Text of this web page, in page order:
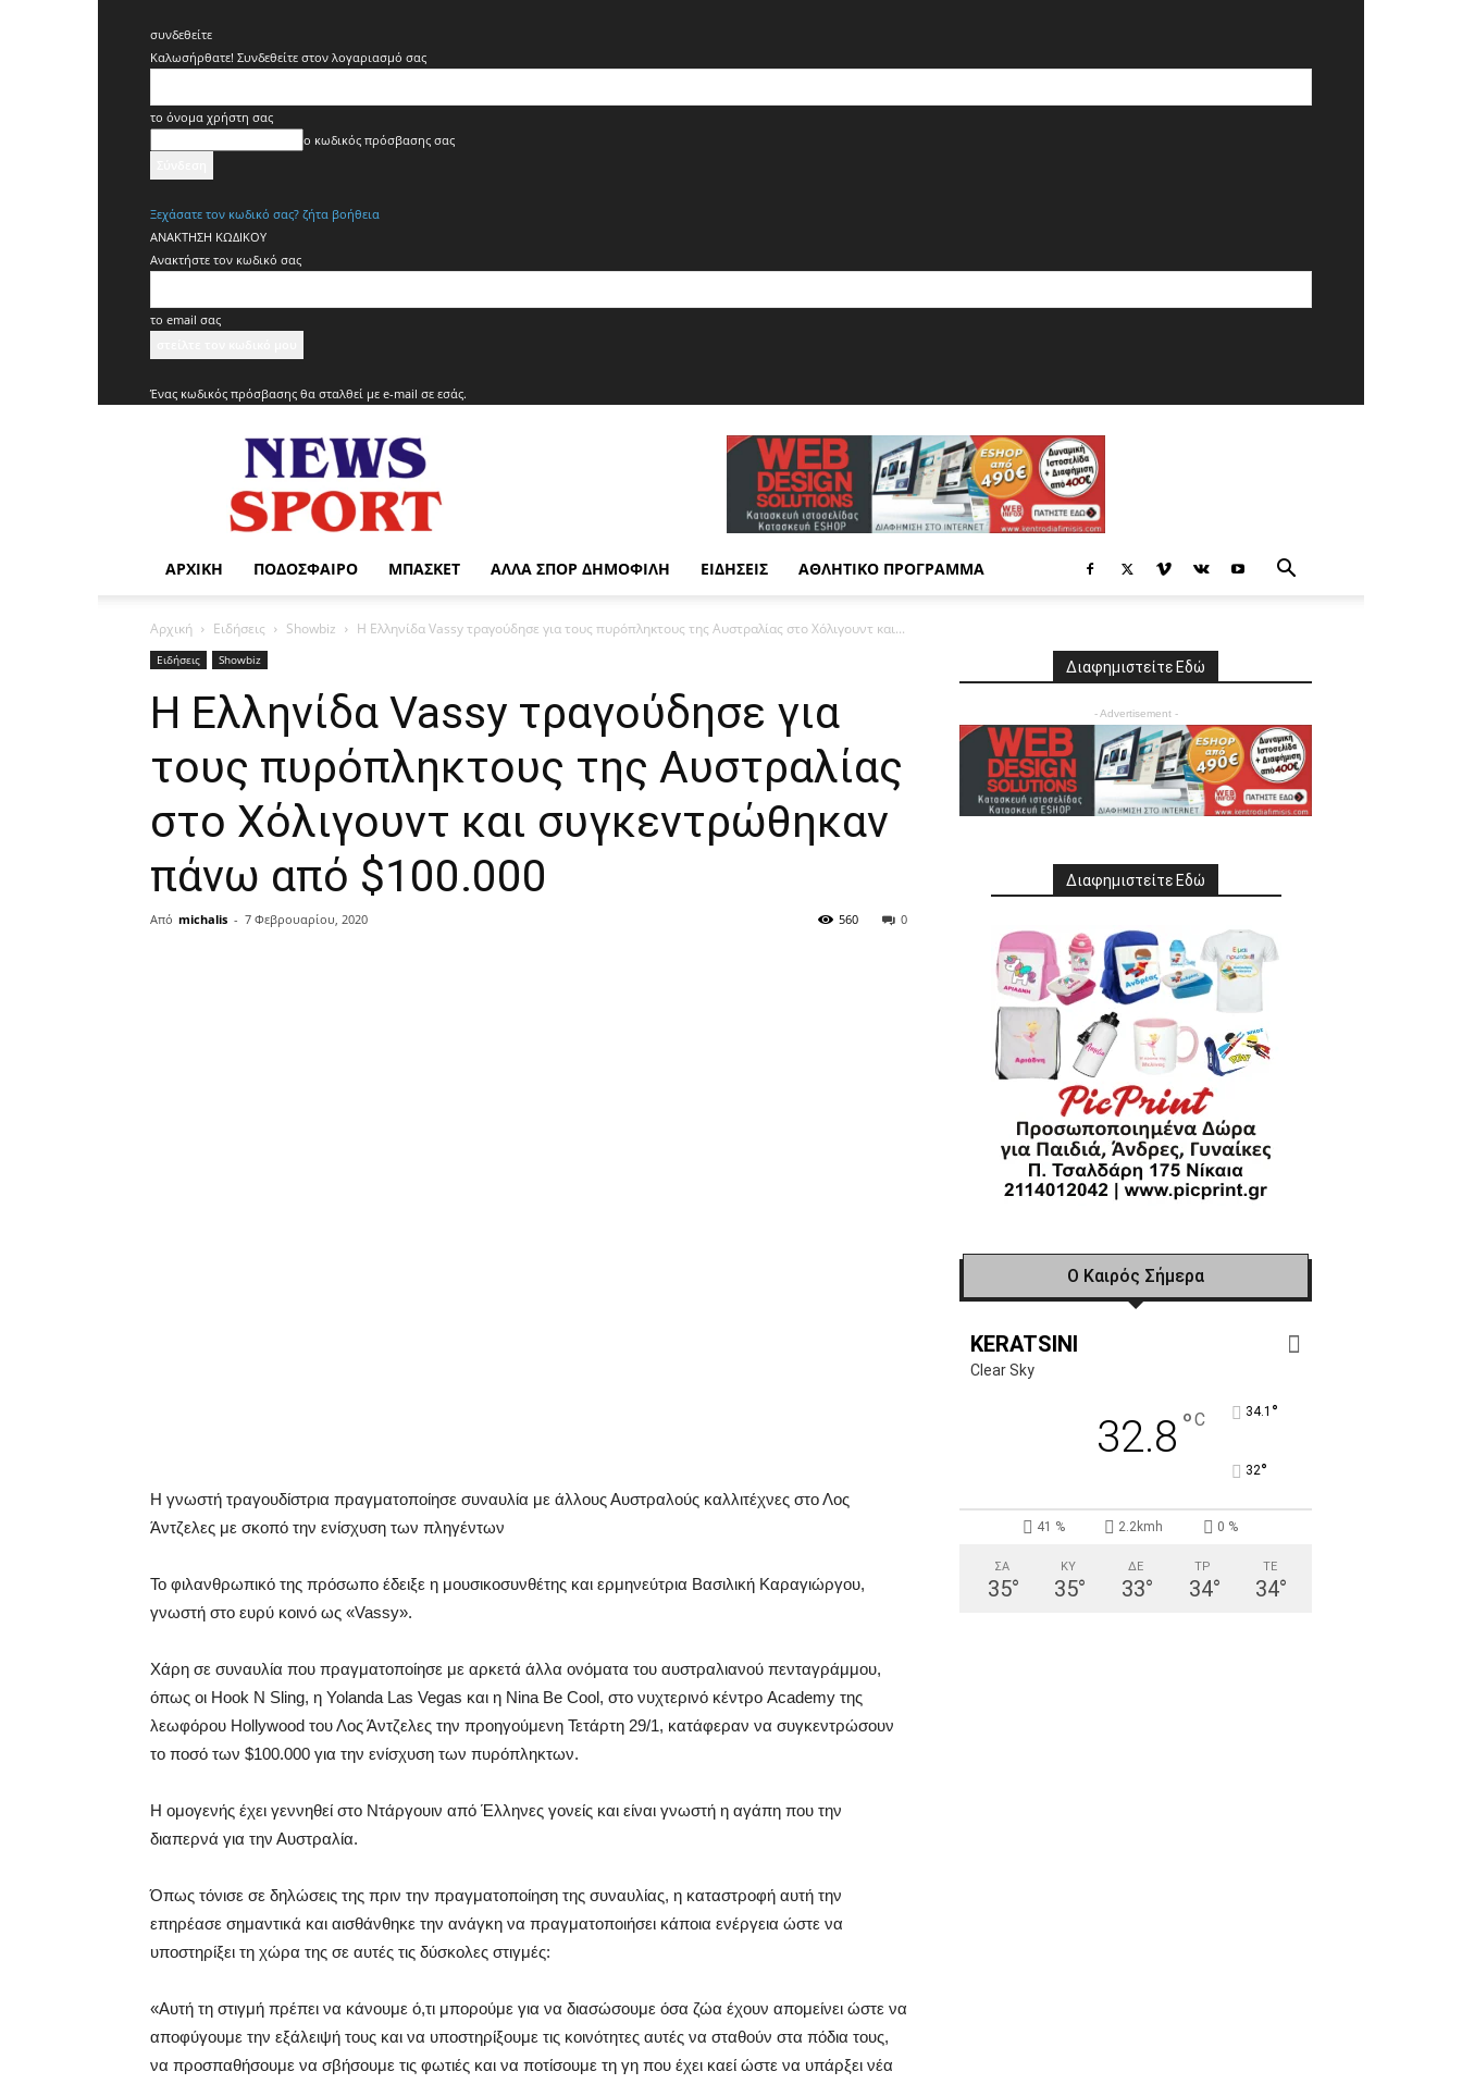
συνδεθείτε
Καλωσήρθατε! Συνδεθείτε στον λογαριασμό σας
το όνομα χρήστη σας
ο κωδικός πρόσβασης σας
Ξεχάσατε τον κωδικό σας? ζήτα βοήθεια
ΑΝΑΚΤΗΣΗ ΚΩΔΙΚΟΥ
Ανακτήστε τον κωδικό σας
το email σας
Ένας κωδικός πρόσβασης θα σταλθεί με e-mail σε εσάς.
News
Sports
Αθλητική
σας
ενημέρωση
ΑΡΧΙΚΉ ΠΟΔΌΣΦΑΙΡΟ ΜΠΆΣΚΕΤ ΆΛΛΑ ΣΠΟΡ ΔΗΜΟΦΙΛΉ ΕΙΔΉΣΕΙΣ ΑΘΛΗΤΙΚΌ ΠΡΌΓΡΑΜΜΑ
Αρχική Ειδήσεις Showbiz H Ελληνίδα Vassy τραγούδησε για τους πυρόπληκτους της Αυστραλίας στο Χόλιγουντ και...
Ειδήσεις Showbiz
H Ελληνίδα Vassy τραγούδησε για
τους πυρόπληκτους της Αυστραλίας
στο Χόλιγουντ και συγκεντρώθηκαν
πάνω από $100.000
Από michalis - 7 Φεβρουαρίου, 2020 0
560
Η γνωστή τραγουδίστρια πραγματοποίησε συναυλία με άλλους Αυστραλούς καλλιτέχνες στο Λος
Άντζελες με σκοπό την ενίσχυση των πληγέντων
Το φιλανθρωπικό της πρόσωπο έδειξε η μουσικοσυνθέτης και ερμηνεύτρια Βασιλική Καραγιώργου,
γνωστή στο ευρύ κοινό ως «Vassy».
Χάρη σε συναυλία που πραγματοποίησε με αρκετά άλλα ονόματα του αυστραλιανού πενταγράμμου,
όπως οι Hook N Sling, η Yolanda Las Vegas και η Nina Be Cool, στο νυχτερινό κέντρο Academy της
λεωφόρου Hollywood του Λος Άντζελες την προηγούμενη Τετάρτη 29/1, κατάφεραν να συγκεντρώσουν
το ποσό των $100.000 για την ενίσχυση των πυρόπληκτων.
Η ομογενής έχει γεννηθεί στο Ντάργουιν από Έλληνες γονείς και είναι γνωστή η αγάπη που την
διαπερνά για την Αυστραλία.
Όπως τόνισε σε δηλώσεις της πριν την πραγματοποίηση της συναυλίας, η καταστροφή αυτή την
επηρέασε σημαντικά και αισθάνθηκε την ανάγκη να πραγματοποιήσει κάποια ενέργεια ώστε να
υποστηρίξει τη χώρα της σε αυτές τις δύσκολες στιγμές:
«Αυτή τη στιγμή πρέπει να κάνουμε ό,τι μπορούμε για να διασώσουμε όσα ζώα έχουν απομείνει ώστε να
αποφύγουμε την εξάλειψή τους και να υποστηρίξουμε τις κοινότητες αυτές να σταθούν στα πόδια τους,
να προσπαθήσουμε να σβήσουμε τις φωτιές και να ποτίσουμε τη γη που έχει καεί ώστε να υπάρξει νέα
Διαφημιστείτε Εδώ
- Advertisement -
Διαφημιστείτε Εδώ
Ο Καιρός Σήμερα
KERATSINI
Clear Sky
32.8 °C 34.1 °
32°
41 % 2.2kmh 0 %
ΣΑ
35°
ΚΥ
35°
ΔΕ
33°
ΤΡ
34°
ΤΕ
34°